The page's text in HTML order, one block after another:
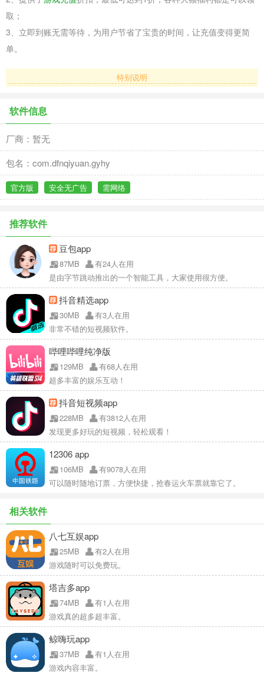
取；
3、立即到账无需等待，为用户节省了宝贵的时间，让充值变得更简
单。
特别说明
软件信息
厂商：暂无
包名：com.dfnqiyuan.gyhy
官方版 安全无广告 需网络
推荐软件
豆包app
87MB
有24人在用
是由字节跳动推出的一个智能工具，大家使用很方便。
抖音精选app
30MB
有3人在用
非常不错的短视频软件。
哔哩哔哩纯净版
129MB
有68人在用
超多丰富的娱乐互动！
抖音短视频app
228MB
有3812人在用
发现更多好玩的短视频，轻松观看！
12306 app
106MB
有9078人在用
可以随时随地订票，方便快捷，抢春运火车票就靠它了。
相关软件
八七互娱app
25MB
有2人在用
游戏随时可以免费玩。
塔吉多app
74MB
有1人在用
游戏真的超多超丰富。
鲸嗨玩app
37MB
有1人在用
游戏内容丰富。